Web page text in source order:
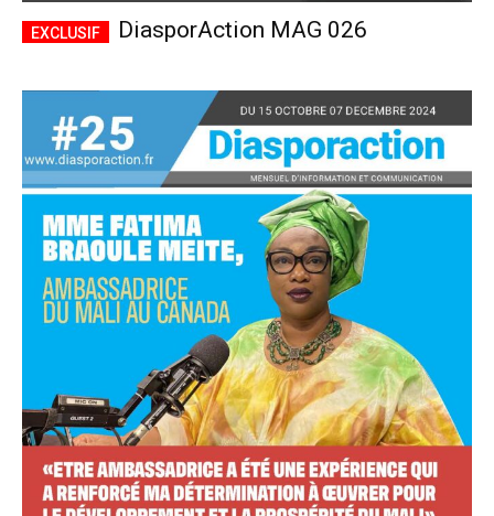
Accès complet
$22 / anplaceholder text
Tous les articles
Annonces
ANNUEL MENSUEL
CHOISIR LE FORFAIT
DiasporAction MAG 026